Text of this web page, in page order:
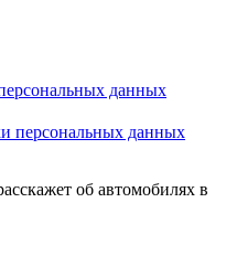
данных
персональных данных
об автомобилях в